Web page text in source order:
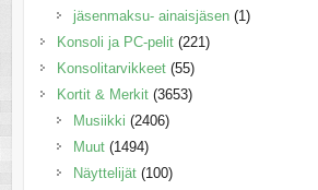
jäsenmaksu- ainaisjäsen (1)
Konsoli ja PC-pelit (221)
Konsolitarvikkeet (55)
Kortit & Merkit (3653)
Musiikki (2406)
Muut (1494)
Näyttelijät (100)